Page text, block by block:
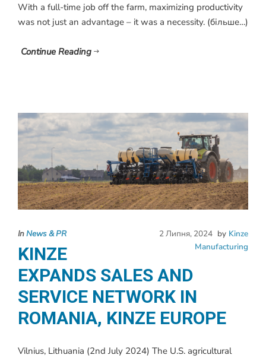
With a full-time job off the farm, maximizing productivity
was not just an advantage – it was a necessity. (більше…)
Continue Reading
2 Липня, 2024 by Kinze
Manufacturing
InNews & PR
KINZE
EXPANDS SALES AND
SERVICE NETWORK IN
ROMANIA, KINZE EUROPE
Vilnius, Lithuania (2nd July 2024) The U.S. agricultural